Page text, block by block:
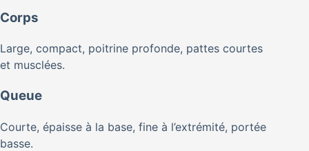
Corps
Large, compact, poitrine profonde, pattes courtes
et musclées.
Queue
Courte, épaisse à la base, fine à l’extrémité, portée
basse.